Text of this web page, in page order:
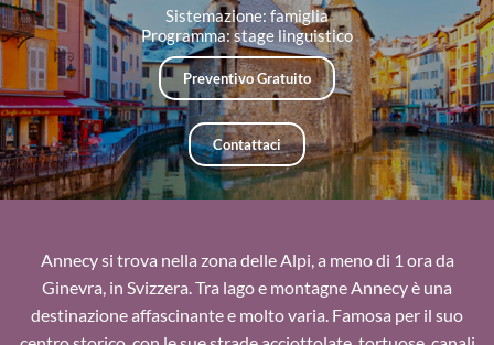
Sistemazione: famiglia
Programma: stage linguistico
Preventivo Gratuito
Contattaci
Annecy si trova nella zona delle Alpi, a meno di 1 ora da
Ginevra, in Svizzera. Tra lago e montagne Annecy è una
destinazione affascinante e molto varia. Famosa per il suo